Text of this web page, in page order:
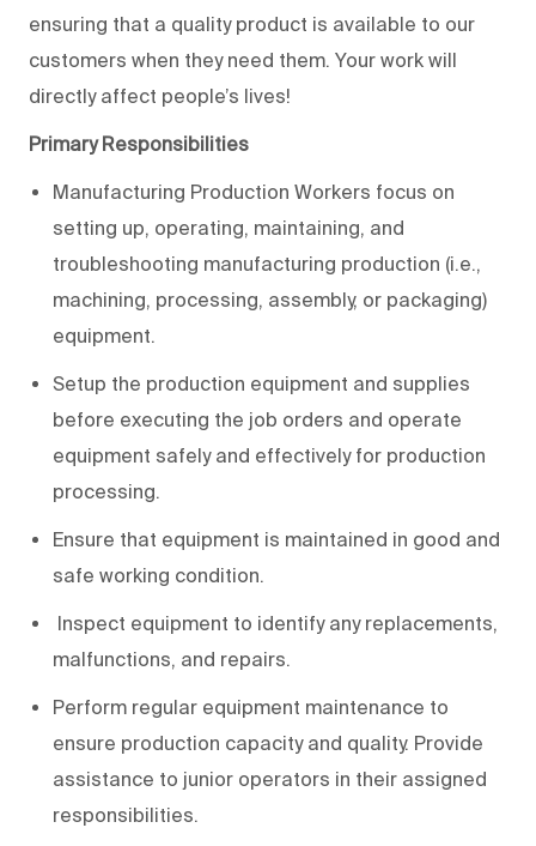
ensuring that a quality product is available to our
customers when they need them. Your work will
directly affect people’s lives!
Primary Responsibilities
Manufacturing Production Workers focus on
setting up, operating, maintaining, and
troubleshooting manufacturing production (i.e.,
machining, processing, assembly, or packaging)
equipment.
Setup the production equipment and supplies
before executing the job orders and operate
equipment safely and effectively for production
processing.
Ensure that equipment is maintained in good and
safe working condition.
Inspect equipment to identify any replacements,
malfunctions, and repairs.
Perform regular equipment maintenance to
ensure production capacity and quality. Provide
assistance to junior operators in their assigned
responsibilities.